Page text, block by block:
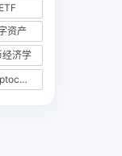
ETF
资产
经济学
Cryptocurrency Exchange